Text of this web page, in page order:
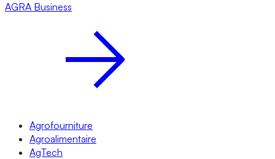
AGRA Business
Agrofourniture
Agroalimentaire
AgTech